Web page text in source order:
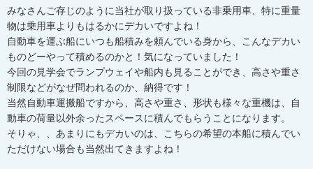
みなさんご存じのように当社が取り扱っている非乗用車、特に重量
物は乗用車よりもはるかにデカいですよね！
自動車を運ぶ船にいつも船積みを頼んでいる身から、こんなデカい
ものどーやって積めるのかと！気になっていました！
今回の見学会でランプウェイや船内も見ることができ、高さや重さ
制限などがなぜ問われるのか、納得です！
当然自動車運搬船ですから、高さや重さ、形状も様々な重機は、自
動車の荷量以外余ったスペースに積んでもらうことになります。
そりゃ、、あまりにもデカいのは、こちらの希望の本船に積んでい
ただけない場合も当然出てきますよね！